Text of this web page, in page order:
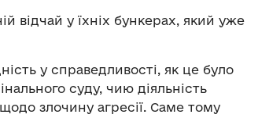
відчай у їхніх бункерах, який уже
у справедливості, як це було
суду, чию діяльність
злочину агресії. Саме тому